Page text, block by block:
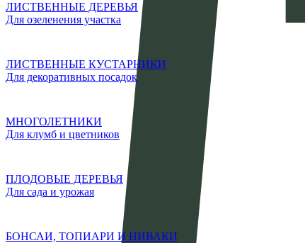
ЛИСТВЕННЫЕ ДЕРЕВЬЯ
Для озеленения участка
ЛИСТВЕННЫЕ КУСТАРНИКИ
Для декоративных посадок
МНОГОЛЕТНИКИ
Для клумб и цветников
ПЛОДОВЫЕ ДЕРЕВЬЯ
Для сада и урожая
БОНСАИ, ТОПИАРИ И НИВАКИ